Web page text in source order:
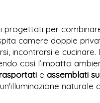
progettati per
camere doppie
incontrarsi e
così l’impatto
e assemblati